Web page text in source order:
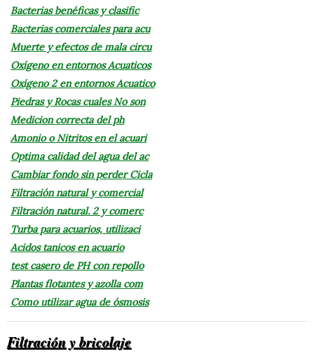
Bacterias benéficas y clasific
Bacterias comerciales para acu
Muerte y efectos de mala circu
Oxígeno en entornos Acuaticos
Oxígeno 2 en entornos Acuatico
Piedras y Rocas cuales No son
Medicion correcta del ph
Amonio o Nitritos en el acuari
Optima calidad del agua del ac
Cambiar fondo sin perder Cicla
Filtración natural y comercial
Filtración natural. 2 y comerc
Turba para acuarios, utilizaci
Acidos tanicos en acuario
test casero de PH con repollo
Plantas flotantes y azolla com
Como utilizar agua de ósmosis
Filtración y bricolaje